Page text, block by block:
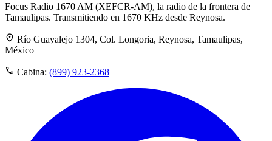
Focus Radio 1670 AM (XEFCR-AM), la radio de la frontera de
Tamaulipas. Transmitiendo en 1670 KHz desde Reynosa.
Río Guayalejo 1304, Col. Longoria, Reynosa, Tamaulipas,
México
Cabina: (899) 923-2368